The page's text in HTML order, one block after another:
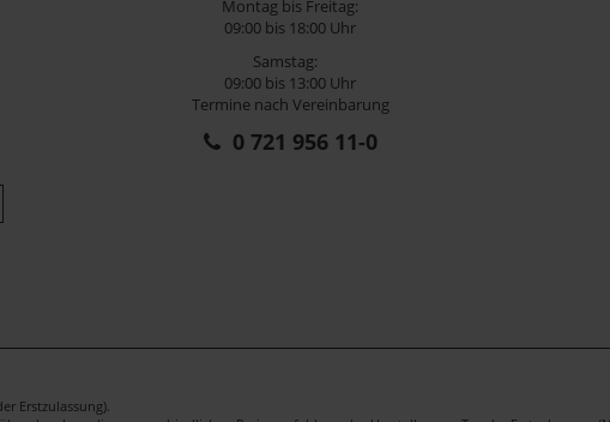
Montag bis Freitag:
09:00 bis 18:00 Uhr
Samstag:
09:00 bis 13:00 Uhr
Termine nach Vereinbarung
0 721 956 11-0
Erstzulassung).